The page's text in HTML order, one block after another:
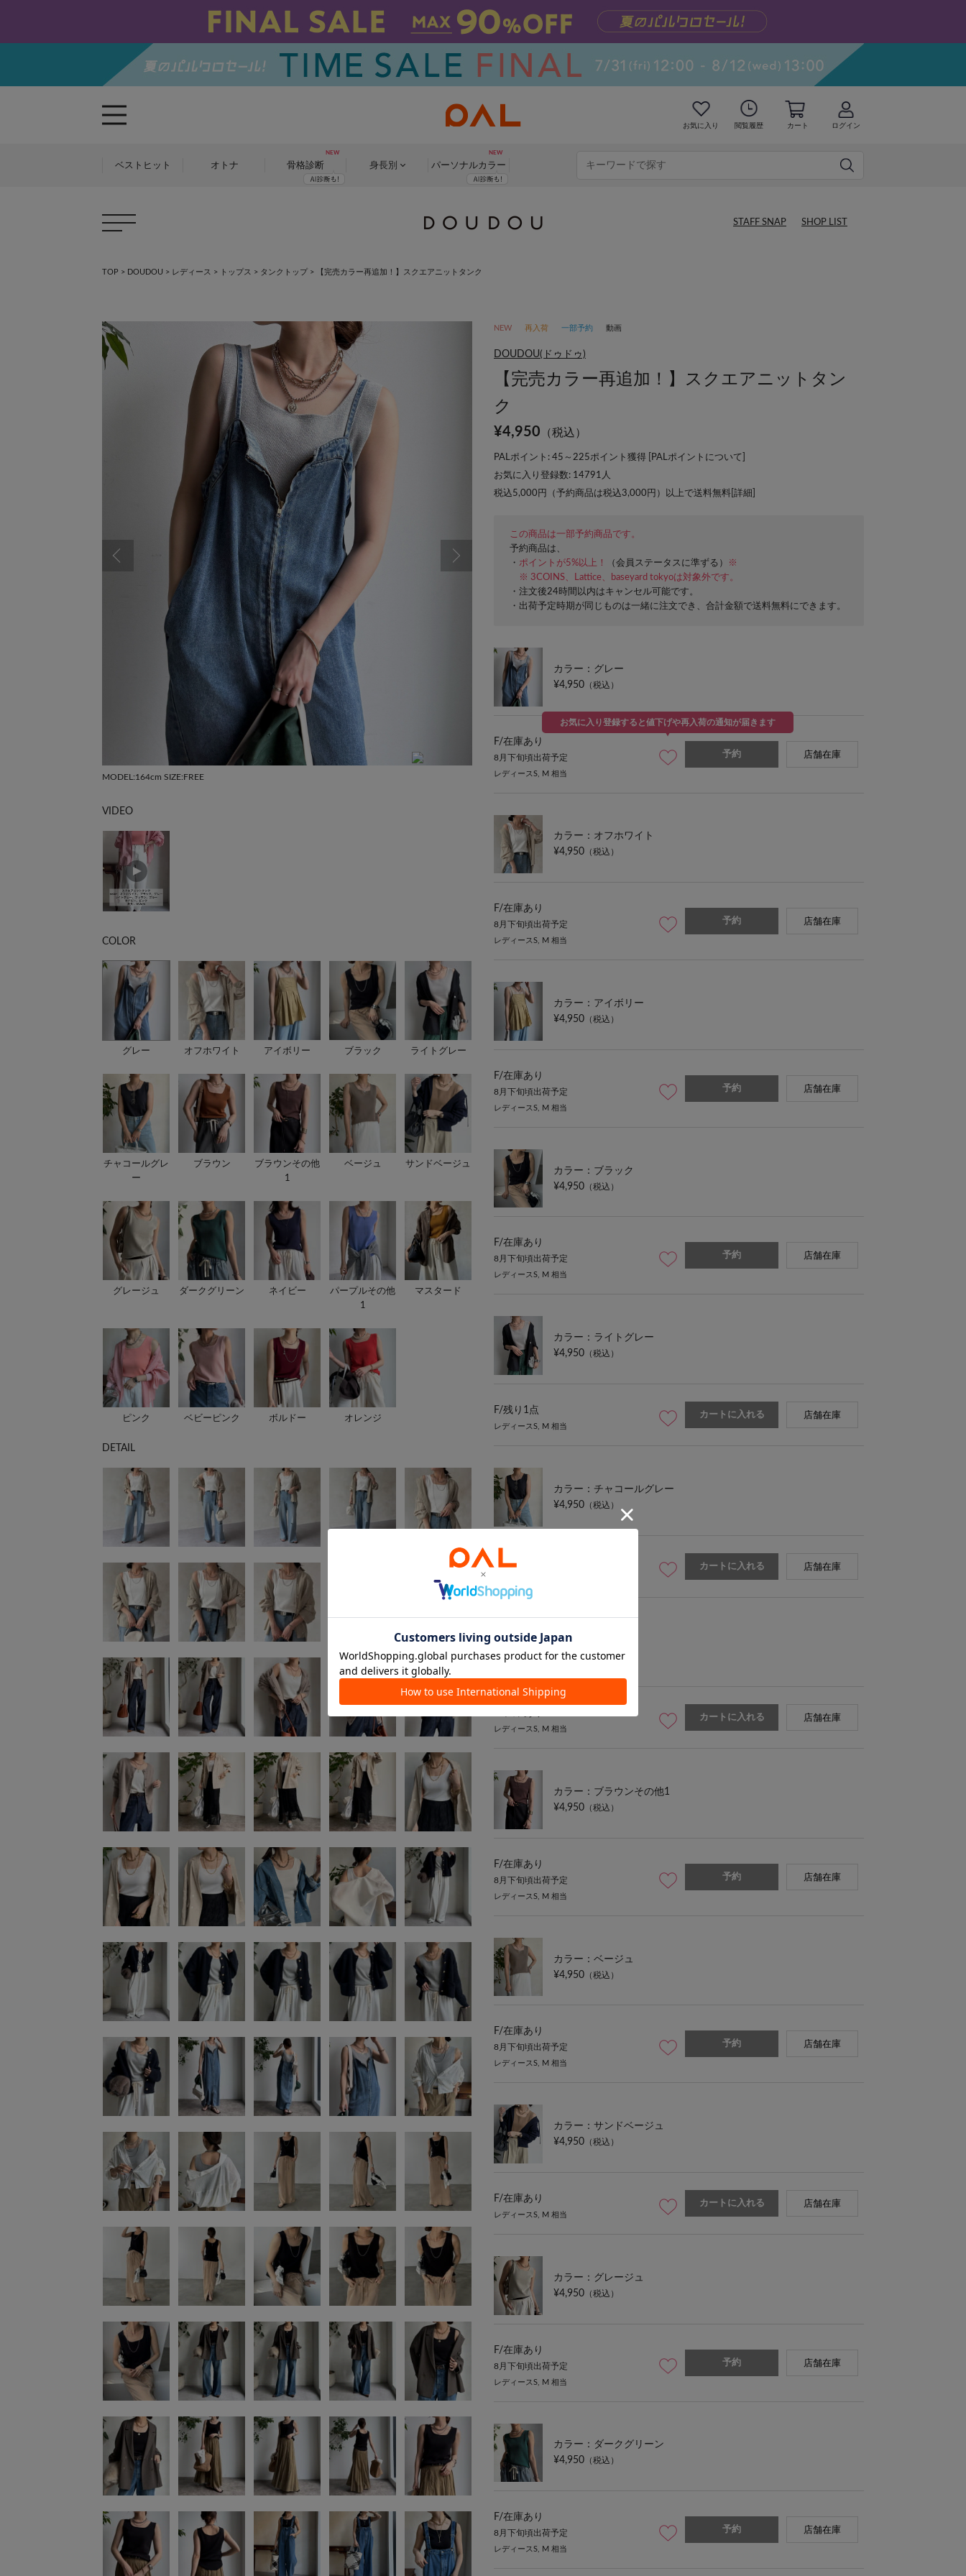
お気に入り 閲覧履歴 カート ログイン
ベストヒット オトナ 骨格診断 身長別 パーソナルカラー
STAFF SNAP SHOP LIST
TOP > DOUDOU > レディース > トップス > タンクトップ > 【完売カラー再追加！】スクエアニットタンク
MODEL:164cm SIZE:FREE MODEL:162cm SIZE:FREE
VIDEO
COLOR
グレー オフホワイト アイボリー ブラック ライトグレー
チャコールグレ
ー
ブラウン
ブラウンその他
1
ベージュ サンドベージュ
グレージュ ダークグリーン ネイビー
パープルその他
1
マスタード
ピンク ベビーピンク ボルドー オレンジ
DETAIL
NEW 再入荷 一部予約 動画
DOUDOU(ドゥドゥ)
【完売カラー再追加！】スクエアニットタン
ク
¥4,950 （税込）
PALポイント: 45～225ポイント獲得 [ PALポイントについて
お気に入り登録数: 14791 人
税込5,000円（予約商品は税込3,000円）以上で送料無料[ 詳細
この商品は一部予約商品です。
予約商品は、
・ ポイントが5%以上！ （会員ステータスに準ずる）
※
※ 3COINS、Lattice、baseyard tokyoは対象外です。
・注文後24時間以内はキャンセル可能です。
・出荷予定時期が同じものは一緒に注文でき、合計金額で送料無料にできます。
カラー：グレー
¥4,950 （税込）
F/在庫あり
8月下旬頃出荷予定
レディースS, M 相当
お気に入り登録すると値下げや再入荷の通知が届きます
予約 店舗在庫
カラー：オフホワイト
¥4,950 （税込）
F/在庫あり
8月下旬頃出荷予定
レディースS, M 相当
予約 店舗在庫
カラー：アイボリー
¥4,950 （税込）
F/在庫あり
8月下旬頃出荷予定
レディースS, M 相当
予約 店舗在庫
カラー：ブラック
¥4,950 （税込）
F/在庫あり
8月下旬頃出荷予定
レディースS, M 相当
予約 店舗在庫
カラー：ライトグレー
¥4,950 （税込）
F/残り1点
レディースS, M 相当
カートに入れる 店舗在庫
カラー：チャコールグレー
¥4,950 （税込）
F/在庫あり カートに入れる 店舗在庫
カラー：ブラウン
¥4,950（税込）
レディースS, M 相当
カートに入れる 店舗在庫
カラー：ブラウンその他1
¥4,950 （税込）
F/在庫あり
8月下旬頃出荷予定
レディースS, M 相当
予約 店舗在庫
カラー：ベージュ
¥4,950 （税込）
F/在庫あり
8月下旬頃出荷予定
レディースS, M 相当
予約 店舗在庫
カラー：サンドベージュ
¥4,950 （税込）
F/在庫あり
レディースS, M 相当
カートに入れる 店舗在庫
カラー：グレージュ
¥4,950 （税込）
F/在庫あり
8月下旬頃出荷予定
レディースS, M 相当
予約 店舗在庫
カラー：ダークグリーン
¥4,950 （税込）
F/在庫あり
8月下旬頃出荷予定
レディースS, M 相当
予約 店舗在庫